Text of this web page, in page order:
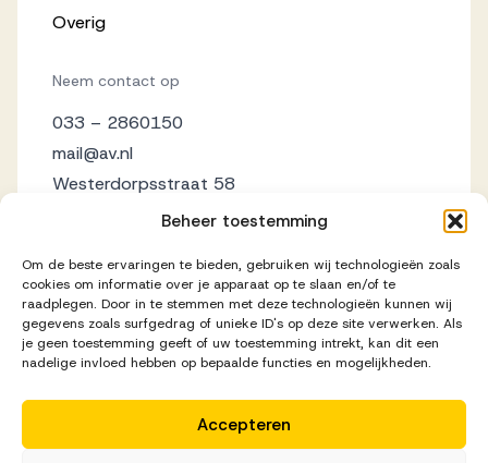
Beheer toestemming
Om de beste ervaringen te bieden, gebruiken wij technologieën zoals
cookies om informatie over je apparaat op te slaan en/of te
raadplegen. Door in te stemmen met deze technologieën kunnen wij
gegevens zoals surfgedrag of unieke ID's op deze site verwerken. Als
je geen toestemming geeft of uw toestemming intrekt, kan dit een
nadelige invloed hebben op bepaalde functies en mogelijkheden.
Accepteren
Overig
Neem contact op
033 – 2860150
mail@av.nl
Westerdorpsstraat 58
3871 AZ Hoevelaken